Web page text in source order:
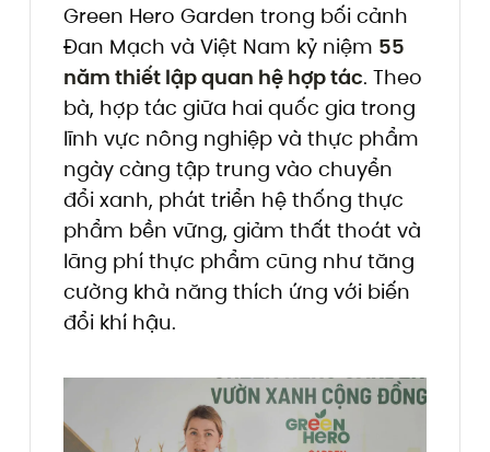
Green Hero Garden trong bối cảnh
Đan Mạch và Việt Nam kỷ niệm 55
năm thiết lập quan hệ hợp tác. Theo
bà, hợp tác giữa hai quốc gia trong
lĩnh vực nông nghiệp và thực phẩm
ngày càng tập trung vào chuyển
đổi xanh, phát triển hệ thống thực
phẩm bền vững, giảm thất thoát và
lãng phí thực phẩm cũng như tăng
cường khả năng thích ứng với biến
đổi khí hậu.